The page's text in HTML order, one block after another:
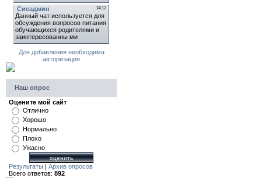
Для добавления необходима
авторизация
Наш опрос
Оцените мой сайт
Отлично
Хорошо
Нормально
Плохо
Ужасно
Результаты | Архив опросов
Всего ответов: 892